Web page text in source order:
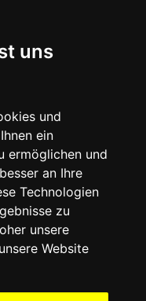
uns
und
ein
ermöglichen und
an Ihre
Technologien
zu
unsere
Website